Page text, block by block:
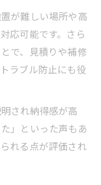
技術が有効
つ最新調査法
が難しい場所や高
応可能です。さら
で、見積りや補修
ラブル防止にも役
され納得感が高
」といった声もあ
れる点が評価され